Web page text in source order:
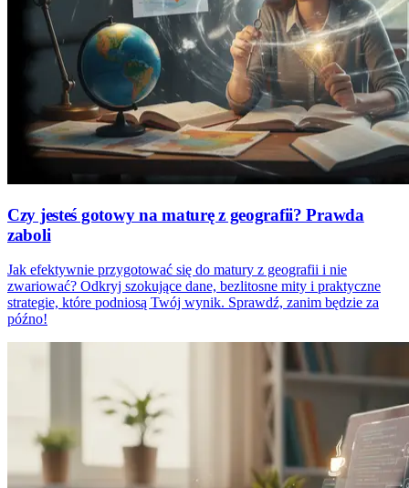
Czy jesteś gotowy na maturę z geografii? Prawda
zaboli
Jak efektywnie przygotować się do matury z geografii i nie
zwariować? Odkryj szokujące dane, bezlitosne mity i praktyczne
strategie, które podniosą Twój wynik. Sprawdź, zanim będzie za
późno!